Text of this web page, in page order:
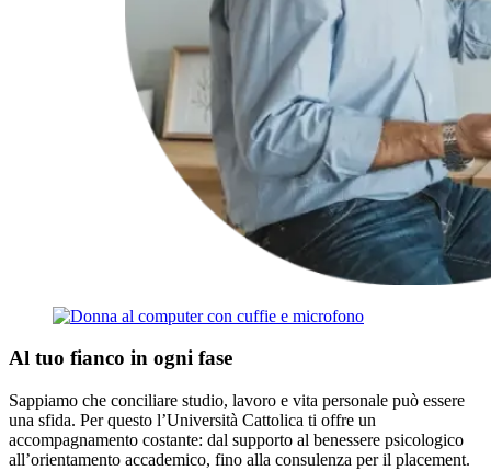
Al tuo fianco in ogni fase
Sappiamo che conciliare studio, lavoro e vita personale può essere
una sfida. Per questo l’Università Cattolica ti offre un
accompagnamento costante: dal supporto al benessere psicologico
all’orientamento accademico, fino alla consulenza per il placement.